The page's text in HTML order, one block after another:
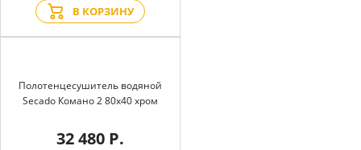
В КОРЗИНУ
Полотенцесушитель водяной
Secado Комано 2 80x40 хром
32 480 Р.